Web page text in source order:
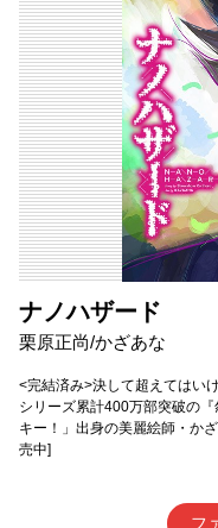
ナノハザード
栗原正尚/かざあな
<完結済み>決して超えてはい
シリーズ累計400万部突破の
キー！」出身の美麗絵師・か
売中]
フ